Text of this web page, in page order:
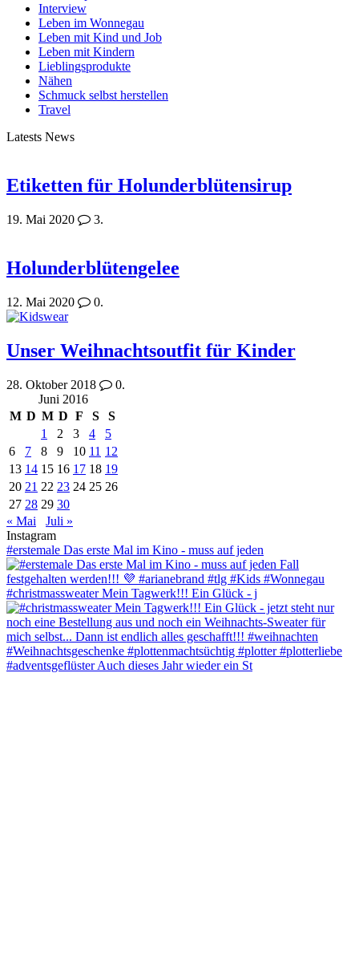
Interview
Leben im Wonnegau
Leben mit Kind und Job
Leben mit Kindern
Lieblingsprodukte
Nähen
Schmuck selbst herstellen
Travel
Latests News
Etiketten für Holunderblütensirup
19. Mai 2020 3.
Holunderblütengelee
12. Mai 2020 0.
Unser Weihnachtsoutfit für Kinder
28. Oktober 2018
0.
Juni 2016
M D M D F S
S
1
2 3 4
5
6
7 8 9 10 11 12
13 14 15 16 17 18 19
20 21 22 23 24 25 26
27 28 29 30
« Mai
Juli »
Instagram
#erstemale Das erste Mal im Kino - muss auf jeden
#christmassweater Mein Tagwerk!!! Ein Glück - j
#adventsgeflüster Auch dieses Jahr wieder ein St